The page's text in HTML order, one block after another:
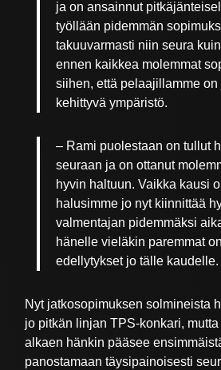
ja on ansainnut
työllään pidemmän
takuuvarmasti niin seura
ennen kaikkea molemmat
siihen, että pelaajillamme
kehittyvä ympäristö.
– Rami puolestaan on tullut
seuraan ja on ottanut
hyvin haltuun. Vaikka kausi
halusimme jo nyt kiinnittää
valmentajan pidemmäksi
hänelle vieläkin paremmat
edellytykset jo tälle kaudelle.
Nyt jatkosopimuksen solmineista
jo pitkän linjan TPS-konkari,
alkaen hänkin pääsee
panostamaan täysipainoisesti